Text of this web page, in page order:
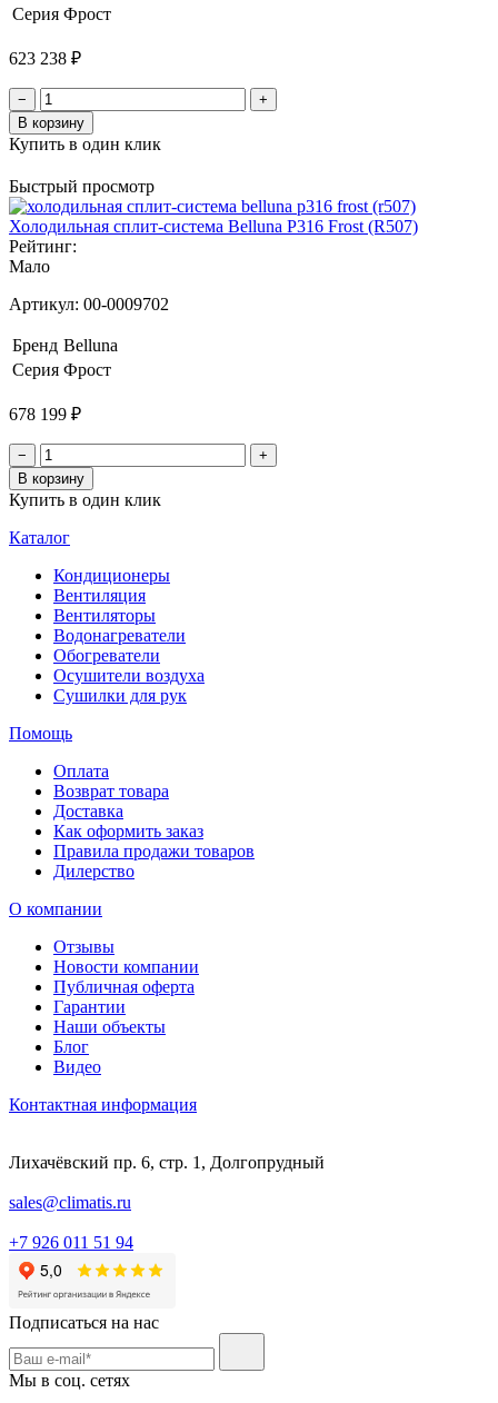
Серия Фрост
623 238 ₽
−
+
В корзину
Купить в один клик
Быстрый просмотр
Холодильная сплит-система Belluna P316 Frost (R507)
Рейтинг:
Мало
Артикул: 00-0009702
Бренд Belluna
Серия Фрост
678 199 ₽
−
+
В корзину
Купить в один клик
Каталог
Кондиционеры
Вентиляция
Вентиляторы
Водонагреватели
Обогреватели
Осушители воздуха
Сушилки для рук
Помощь
Оплата
Возврат товара
Доставка
Как оформить заказ
Правила продажи товаров
Дилерство
О компании
Отзывы
Новости компании
Публичная оферта
Гарантии
Наши объекты
Блог
Видео
Контактная информация
Лихачёвский пр. 6, стр. 1, Долгопрудный
sales@climatis.ru
+7 926 011 51 94
Подписаться на нас
Мы в соц. сетях